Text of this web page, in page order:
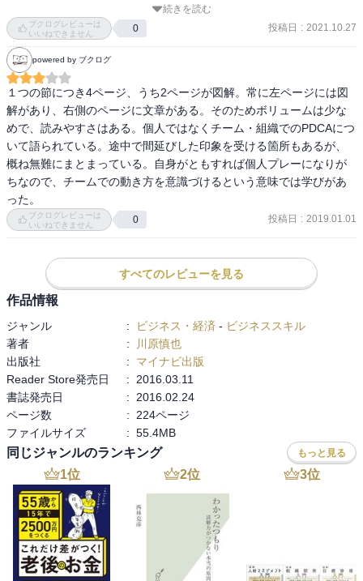
計画（仮説）立てて、実行して、確かめて、カイゼンして
って回すPDCAのリズムが似てる。
ただ、難しいのは、
ギアはカチッと簡単に切り替わってくれないし、
道はバランス崩すほど凸凹だらけだし、
成長を望むほどに坂道ばかりになるということ。
決して簡単ではないし、慣れたと思った時にすっ転ぶ。
続きを読む
ブクログレビューは
いいねできません
0 投稿日 : 2021.10.27
powered by ブクログ
１つの節につき4ページ、うち2ページが図解。常に左ページには図
解があり、右側のページに文章がある。そのためボリュームは少な
めで、読みやすさはある。個人ではなくチーム・組織でのPDCAにつ
いて語られている。途中で間延びした印象を受ける箇所もあるが、
概ね無難にまとまっている。自身がともすれば個人プレーになりが
ちなので、チームでの動き方を意識づけるという意味では学びがあ
った。
ブクログレビューは
いいねできません
0 投稿日 : 2019.01.01
すべてのレビューを見る
作品情報
ジャンル : ビジネス・経済 - ビジネススキル
著者
:
川原慎也
出版社
:
マイナビ出版
Reader Store発売日
:
2016.03.11
書誌発売日
:
2016.02.24
ページ数
:
224ページ
ファイルサイズ
: 55.4MB
同じジャンルのランキング もっと見る
1位 2位 3位